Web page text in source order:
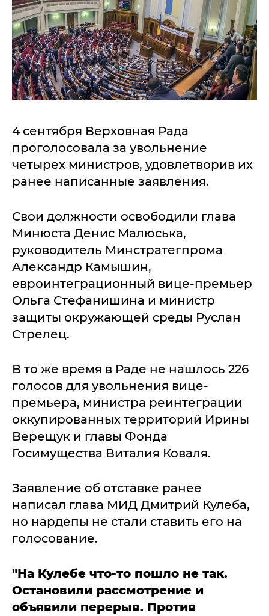
4 сентября Верховная Рада
проголосовала за увольнение
четырех министров, удовлетворив их
ранее написанные заявления.
Свои должности освободили глава
Минюста Денис Малюська,
руководитель Минстратегпрома
Александр Камышин,
евроинтеграционный вице-премьер
Ольга Стефанишина и министр
защиты окружающей среды Руслан
Стрелец.
В то же время в Раде не нашлось 226
голосов для увольнения вице-
премьера, министра реинтеграции
оккупированных территорий Ирины
Верещук и главы Фонда
Госимущества Виталия Коваля.
Заявление об отставке ранее
написал глава МИД Дмитрий Кулеба,
но нардепы не стали ставить его на
голосование.
"На Кулебе что-то пошло не так.
Остановили рассмотрение и
объявили перерыв. Против